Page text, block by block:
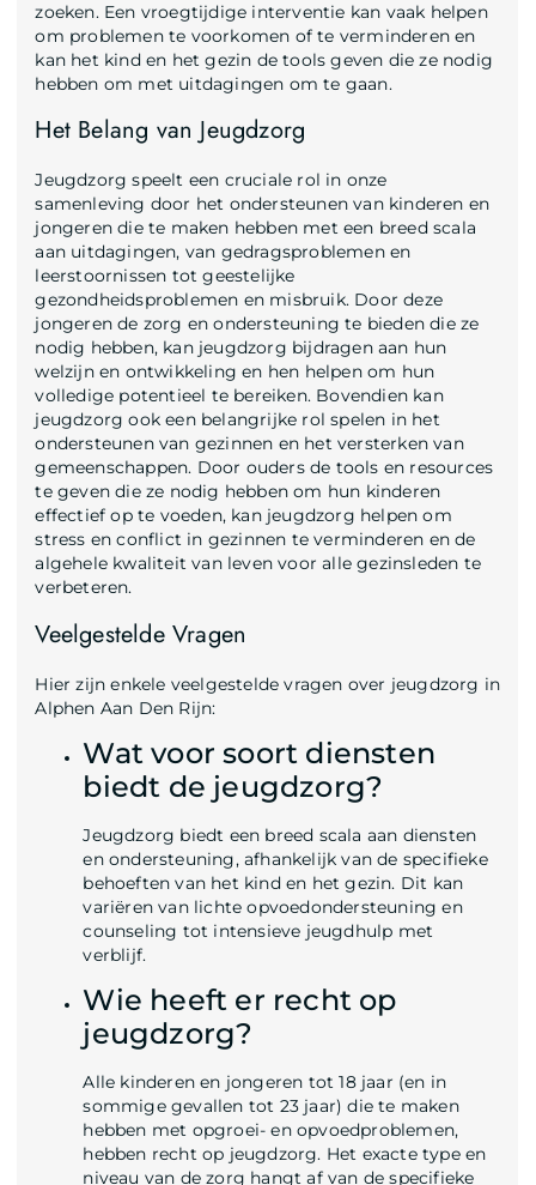
zoeken. Een vroegtijdige interventie kan vaak helpen
om problemen te voorkomen of te verminderen en
kan het kind en het gezin de tools geven die ze nodig
hebben om met uitdagingen om te gaan.
Het Belang van Jeugdzorg
Jeugdzorg speelt een cruciale rol in onze
samenleving door het ondersteunen van kinderen en
jongeren die te maken hebben met een breed scala
aan uitdagingen, van gedragsproblemen en
leerstoornissen tot geestelijke
gezondheidsproblemen en misbruik. Door deze
jongeren de zorg en ondersteuning te bieden die ze
nodig hebben, kan jeugdzorg bijdragen aan hun
welzijn en ontwikkeling en hen helpen om hun
volledige potentieel te bereiken. Bovendien kan
jeugdzorg ook een belangrijke rol spelen in het
ondersteunen van gezinnen en het versterken van
gemeenschappen. Door ouders de tools en resources
te geven die ze nodig hebben om hun kinderen
effectief op te voeden, kan jeugdzorg helpen om
stress en conflict in gezinnen te verminderen en de
algehele kwaliteit van leven voor alle gezinsleden te
verbeteren.
Veelgestelde Vragen
Hier zijn enkele veelgestelde vragen over jeugdzorg in
Alphen Aan Den Rijn:
Wat voor soort diensten
biedt de jeugdzorg?
Jeugdzorg biedt een breed scala aan diensten
en ondersteuning, afhankelijk van de specifieke
behoeften van het kind en het gezin. Dit kan
variëren van lichte opvoedondersteuning en
counseling tot intensieve jeugdhulp met
verblijf.
Wie heeft er recht op
jeugdzorg?
Alle kinderen en jongeren tot 18 jaar (en in
sommige gevallen tot 23 jaar) die te maken
hebben met opgroei- en opvoedproblemen,
hebben recht op jeugdzorg. Het exacte type en
niveau van de zorg hangt af van de specifieke